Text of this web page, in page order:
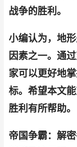
战争的胜利。
小编认为，地
因素之一。通
家可以更好地
标。希望本文
胜利有所帮助。
帝国争霸：解